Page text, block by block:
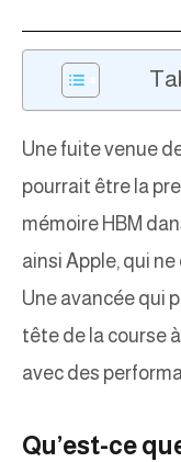
Une fuite venue
pourrait être la
mémoire HBM
ainsi Apple, qui ne
Une avancée qui
tête de la course
avec des
Qu’est-ce